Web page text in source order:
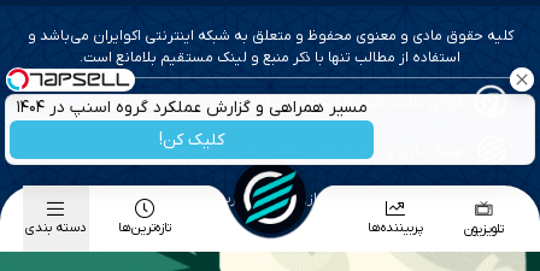
مسیر همراهی و گزارش عملکرد گروه اسنپ در ۱۴۰۴
کلیک کن!
کلیه حقوق مادی و معنوی محفوظ و متعلق به شبکه اینترنتی اکوایران می‌باشد و
استفاده از مطالب تنها با ذکر منبع و لینک مستقیم بلامانع است.
طراحی سایت خبری و خبرگزاری آسام
بهینه سازی و سئو؛ گروه رسانه ای دنیای اقتصاد
طراحی گرافیک و پیاده سازی؛ برآیند تجربه
تلویزیون پربیننده‌ها تازه‌ترین‌ها دسته بندی